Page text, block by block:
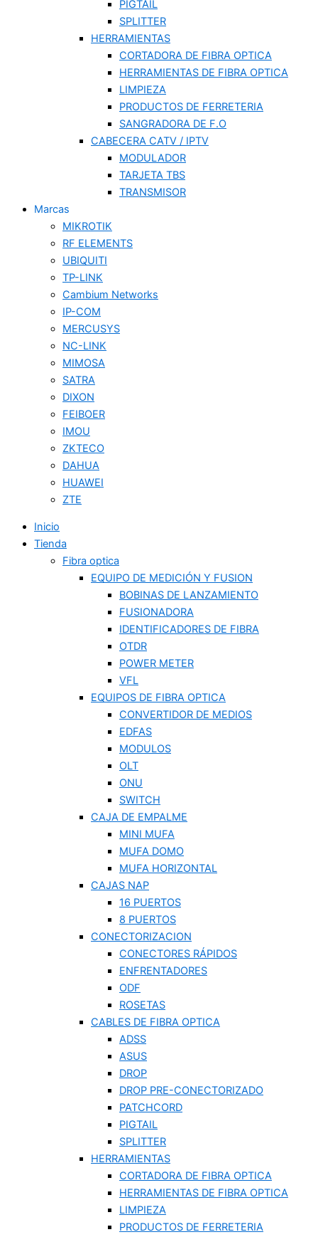
PIGTAIL
SPLITTER
HERRAMIENTAS
CORTADORA DE FIBRA OPTICA
HERRAMIENTAS DE FIBRA OPTICA
LIMPIEZA
PRODUCTOS DE FERRETERIA
SANGRADORA DE F.O
CABECERA CATV / IPTV
MODULADOR
TARJETA TBS
TRANSMISOR
Marcas
MIKROTIK
RF ELEMENTS
UBIQUITI
TP-LINK
Cambium Networks
IP-COM
MERCUSYS
NC-LINK
MIMOSA
SATRA
DIXON
FEIBOER
IMOU
ZKTECO
DAHUA
HUAWEI
ZTE
Inicio
Tienda
Fibra optica
EQUIPO DE MEDICIÓN Y FUSION
BOBINAS DE LANZAMIENTO
FUSIONADORA
IDENTIFICADORES DE FIBRA
OTDR
POWER METER
VFL
EQUIPOS DE FIBRA OPTICA
CONVERTIDOR DE MEDIOS
EDFAS
MODULOS
OLT
ONU
SWITCH
CAJA DE EMPALME
MINI MUFA
MUFA DOMO
MUFA HORIZONTAL
CAJAS NAP
16 PUERTOS
8 PUERTOS
CONECTORIZACION
CONECTORES RÁPIDOS
ENFRENTADORES
ODF
ROSETAS
CABLES DE FIBRA OPTICA
ADSS
ASUS
DROP
DROP PRE-CONECTORIZADO
PATCHCORD
PIGTAIL
SPLITTER
HERRAMIENTAS
CORTADORA DE FIBRA OPTICA
HERRAMIENTAS DE FIBRA OPTICA
LIMPIEZA
PRODUCTOS DE FERRETERIA